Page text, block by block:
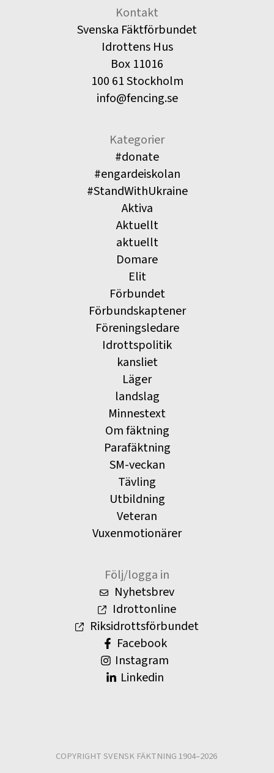
Kontakt
Svenska Fäktförbundet
Idrottens Hus
Box 11016
100 61 Stockholm
info@fencing.se
Kategorier
#donate
#engardeiskolan
#StandWithUkraine
Aktiva
Aktuellt
aktuellt
Domare
Elit
Förbundet
Förbundskaptener
Föreningsledare
Idrottspolitik
kansliet
Läger
landslag
Minnestext
Om fäktning
Parafäktning
SM-veckan
Tävling
Utbildning
Veteran
Vuxenmotionärer
Följ/logga in
Nyhetsbrev
Idrottonline
Riksidrottsförbundet
Facebook
Instagram
Linkedin
COPYRIGHT SVENSK FÄKTNING 1904–2026